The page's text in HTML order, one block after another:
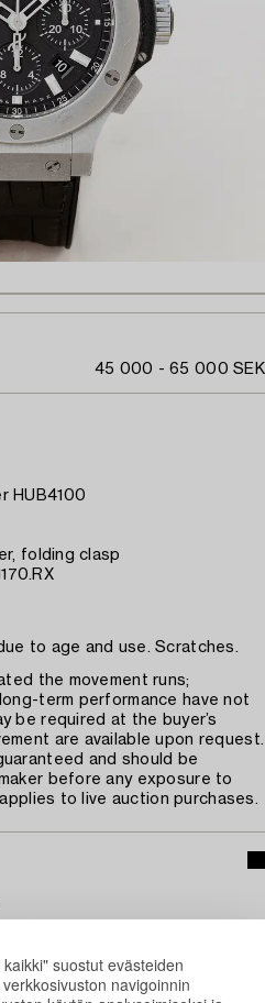
suostut evästeiden
navigoinnin
45 000 - 65 000 SEK
HUB4100
folding clasp
to age and use. Scratches.
the movement runs;
term performance have not
be required at the buyer’s
are available upon request.
and should be
before any exposure to
to live auction purchases.